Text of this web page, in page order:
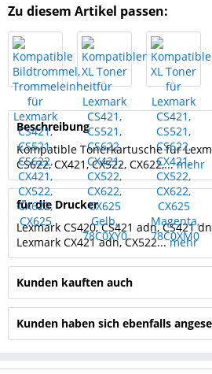
Zu diesem Artikel passen:
Beschreibung
Kompatible Tonerkartusche für
CS622, CX421, CX522, CX622,...mehr
für die Drucker
Lexmark CS420, CS421 adn, CS421
Lexmark CX421 adn, CX522...mehr
Kunden kauften auch
Kunden haben sich ebenfalls